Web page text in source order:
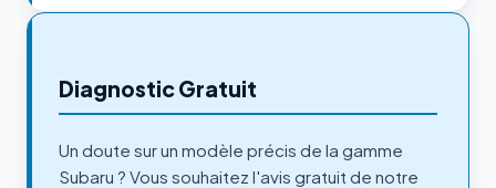
Diagnostic Gratuit
Un doute sur un modèle précis de la gamme
Subaru ? Vous souhaitez l'avis gratuit de notre